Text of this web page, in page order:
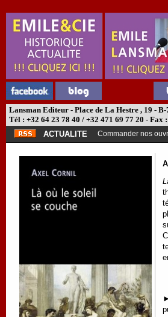
Lansman Editeur - Place de La Hestre , 19 -
Tél : +32 64 23 78 40 / +32 471 69 77 20 - Fax
ACTUALITE Commander nos
►